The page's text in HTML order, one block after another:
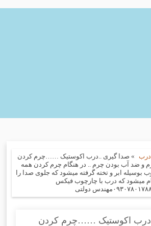
درب » صدا گیری ..درب اکوستیک ……چرم کردن
و ضد آب بودن چرم .. در هنگام چرم کردن همه
ابر و تخته گرفته میشود که جلوی صدا را
میشود که درب با چارچوب فیکس
اکوستیک ……چرم کردن